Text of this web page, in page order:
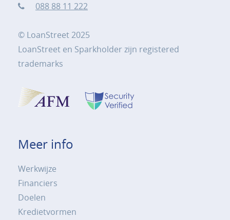
088 88 11 222
© LoanStreet 2025
LoanStreet en Sparkholder zijn registered
trademarks
Meer info
Werkwijze
Financiers
Doelen
Kredietvormen